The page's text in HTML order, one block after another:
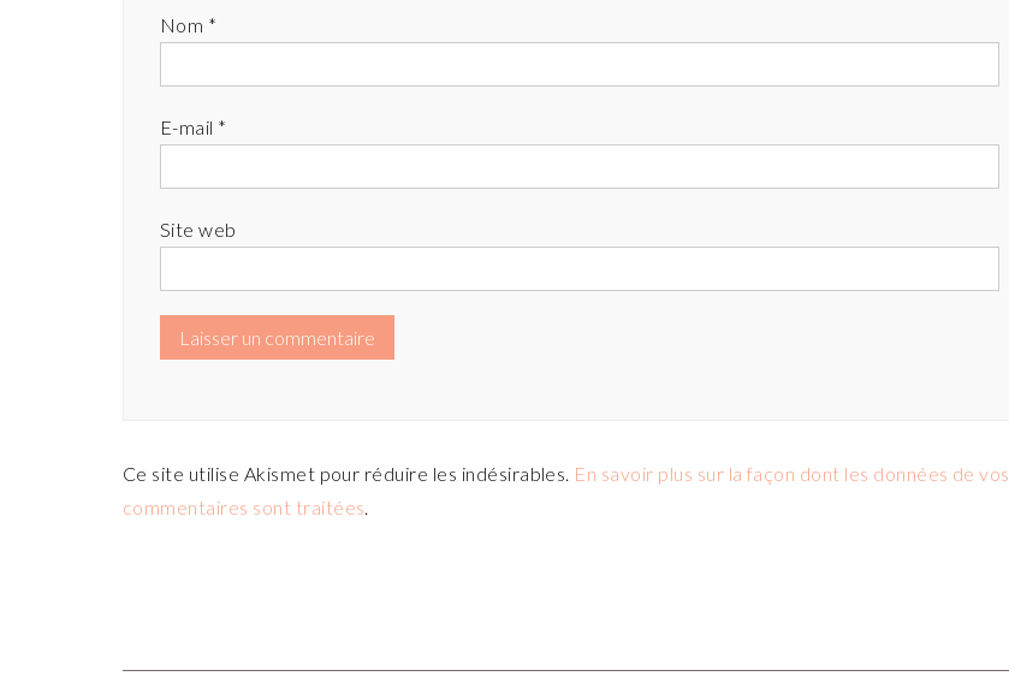
Nom *
E-mail *
Site web
Ce site utilise Akismet pour réduire les indésirables. En savoir plus sur la façon dont les données de vos
commentaires sont traitées.